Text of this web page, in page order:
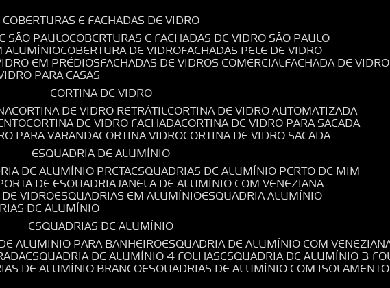
COBERTURAS E FACHADAS DE VIDRO
SÃO PAULO COBERTURAS E FACHADAS DE VIDRO SÃO PAULO
ALUMÍNIO COBERTURA DE VIDRO FACHADAS PELE DE VIDRO
EM PRÉDIOS FACHADAS DE VIDROS COMERCIAL FACHADA DE
PARA CASAS
CORTINA DE VIDRO
CORTINA DE VIDRO RETRÁTIL CORTINA DE VIDRO AUTOMATIZADA
CORTINA DE VIDRO FACHADA CORTINA DE VIDRO PARA SACADA
PARA VARANDA CORTINA VIDRO CORTINA DE VIDRO SACADA
ESQUADRIA DE ALUMÍNIO
DE ALUMÍNIO PRETA ESQUADRIAS DE ALUMÍNIO PERTO DE MIM
PORTA DE ESQUADRIA JANELA DE ALUMÍNIO COM VENEZIANA
DE VIDRO ESQUADRIAS EM ALUMÍNIO ESQUADRIA ALUMÍNIO
DE ALUMÍNIO
ESQUADRIAS DE ALUMÍNIO
ALUMINIO PARA BANHEIRO ESQUADRIA DE ALUMÍNIO COM
ESQUADRIA DE ALUMÍNIO 4 FOLHAS ESQUADRIA DE ALUMÍNIO 3
DE ALUMÍNIO BRANCO ESQUADRIAS DE ALUMÍNIO COM